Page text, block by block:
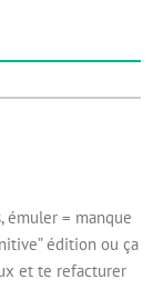
émuler = manque
édition ou ça
et te refacturer